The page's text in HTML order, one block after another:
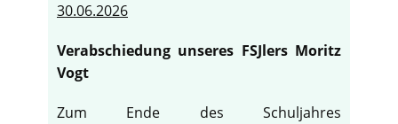
30.06.2026
Verabschiedung unseres FSJlers Moritz
Vogt
Zum Ende des Schuljahres